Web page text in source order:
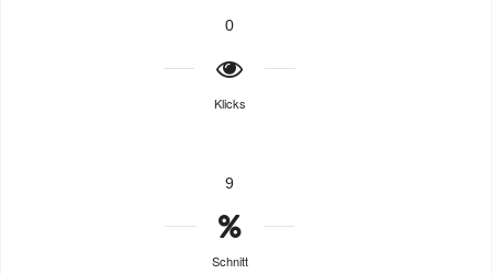
0
Klicks
9
Schnitt